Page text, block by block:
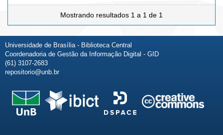
Mostrando resultados 1 a 1 de 1
Universidade de Brasília - Biblioteca Central
Coordenadoria de Gestão da Informação Digital - GID
(61) 3107-2683
repositorio@unb.br